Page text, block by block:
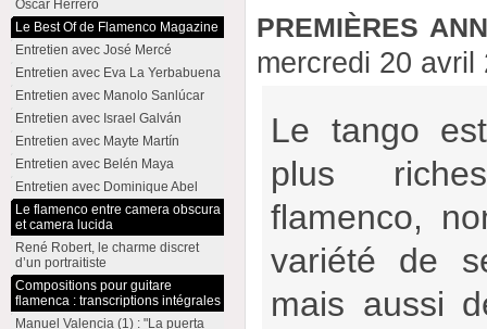
premières
mercredi 20 avril
Le tango
plus
flamenco,
variété de
mais aussi
Oscar Herrero
Le Best Of de Flamenco Magazine
Entretien avec José Mercé
Entretien avec Eva La Yerbabuena
Entretien avec Manolo Sanlúcar
Entretien avec Israel Galván
Entretien avec Mayte Martín
Entretien avec Belén Maya
Entretien avec Dominique Abel
Le flamenco entre camera obscura
et camera lucida
René Robert, le charme discret
d’un portraitiste
Compositions pour guitare
flamenca : transcriptions intégrales
Manuel Valencia (1) : "La puerta